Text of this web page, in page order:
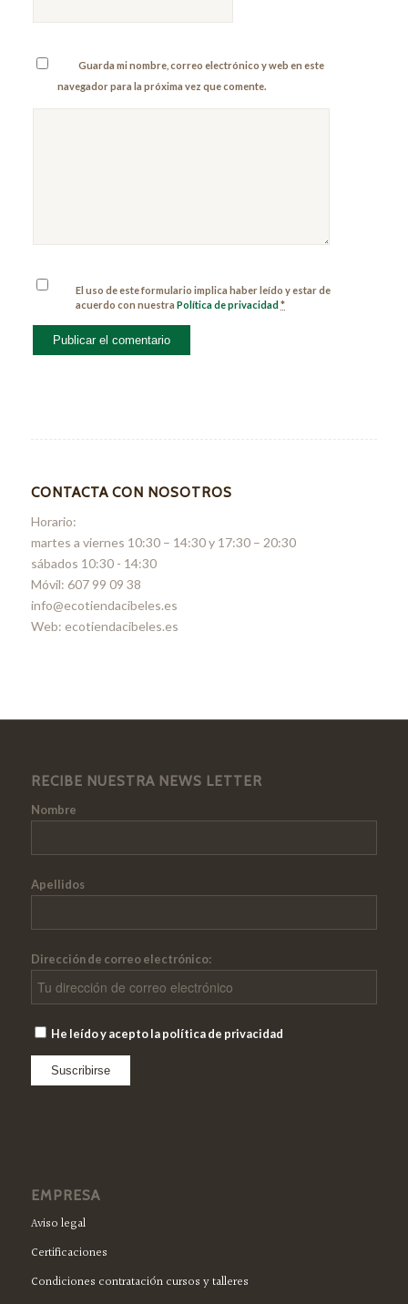
Guarda mi nombre, correo electrónico y web en este
navegador para la próxima vez que comente.
El uso de este formulario implica haber leído y estar de
acuerdo con nuestraPolítica de privacidad*
CONTACTA CON NOSOTROS
Horario:
martes a viernes 10:30 – 14:30 y 17:30 – 20:30
sábados 10:30 - 14:30
Móvil: 607 99 09 38
info@ecotiendacibeles.es
Web: ecotiendacibeles.es
RECIBE NUESTRA NEWS LETTER
Nombre
Apellidos
Dirección de correo electrónico:
He leído y acepto la política de privacidad
EMPRESA
Aviso legal
Certificaciones
Condiciones contratación cursos y talleres